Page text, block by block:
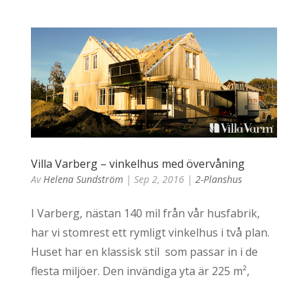
Villa Varberg – vinkelhus med övervåning
AvHelena Sundström| Sep 2, 2016| 2-Planshus
I Varberg, nästan 140 mil från vår husfabrik,
har vi stomrest ett rymligt vinkelhus i två plan.
Huset har en klassisk stil som passar in i de
flesta miljöer. Den invändiga yta är 225 m²,